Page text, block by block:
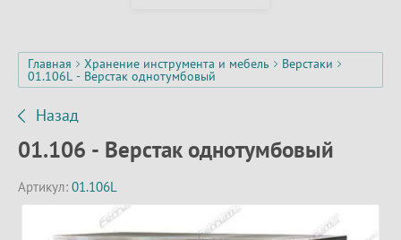
Главная Хранение инструмента и мебель Верстаки
01.106L - Верстак однотумбовый
Назад
01.106 - Верстак однотумбовый
Артикул: 01.106L